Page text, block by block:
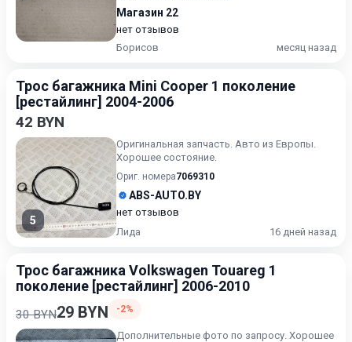
Магазин 22
нет отзывов
Борисов
месяц назад
Трос багажника Mini Cooper 1 поколение
[рестайлинг] 2004-2006
42 BYN
5
Оригинальная запчасть. Авто из Европы.
Хорошее состояние.
Ориг. номера7069310
ABS-AUTO.BY
нет отзывов
Лида
16 дней назад
Трос багажника Volkswagen Touareg 1
поколение [рестайлинг] 2006-2010
30 BYN29 BYN -2%
Дополнительные фото по запросу. Хорошее